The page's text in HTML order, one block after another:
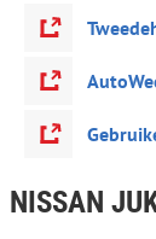
NISSAN